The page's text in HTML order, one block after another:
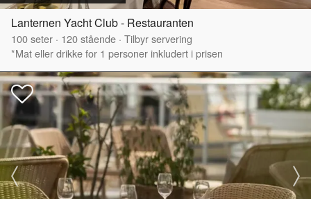
Lanternen Yacht Club - Restauranten
100seter · 120stående · Tilbyr servering
*Mat eller drikke for 1 personer inkludert i prisen